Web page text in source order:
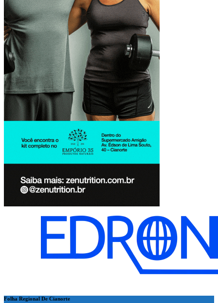
Folha Regional De Cianorte